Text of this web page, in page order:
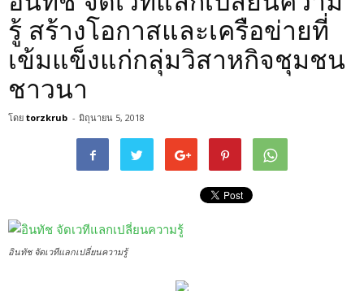
รู้ สร้างโอกาสและเครือข่ายที่
เข้มแข็งแก่กลุ่มวิสาหกิจชุมชน
ชาวนา
โดย torzkrub - มิถุนายน 5, 2018
อินทัช จัดเวทีแลกเปลี่ยนความรู้